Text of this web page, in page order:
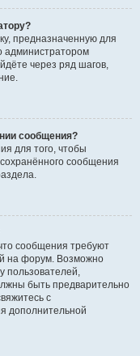
предназначенную для
администратором
через ряд шагов,
сообщения?
для того, чтобы
сообщения
сообщения требуют
на форум. Возможно
пользователей,
быть предварительно
с
дополнительной